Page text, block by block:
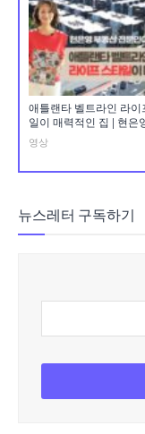
애틀랜타 벨트라인 라이
일이 매력적인 집 | 현은
영상
뉴스레터 구독하기